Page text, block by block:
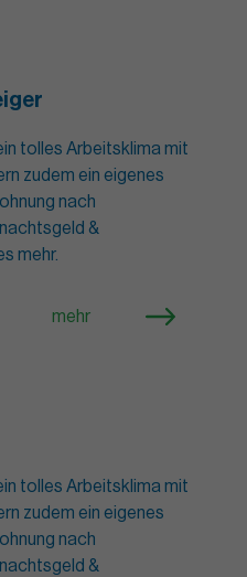
tolles Arbeitsklima mit
zudem ein eigenes
nach
&
mehr.
mehr
tolles Arbeitsklima mit
zudem ein eigenes
nach
&